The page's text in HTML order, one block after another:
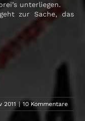
unterliegen.
zur Sache, das
2011 | 10 Kommentare